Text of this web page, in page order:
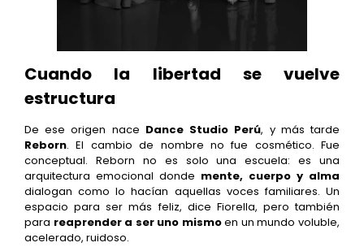
Cuando la libertad se vuelve
estructura
De ese origen nace Dance Studio Perú, y más tarde
Reborn. El cambio de nombre no fue cosmético. Fue
conceptual. Reborn no es solo una escuela: es una
arquitectura emocional donde mente, cuerpo y alma
dialogan como lo hacían aquellas voces familiares. Un
espacio para ser más feliz, dice Fiorella, pero también
para reaprender a ser uno mismoen un mundo voluble,
acelerado, ruidoso.